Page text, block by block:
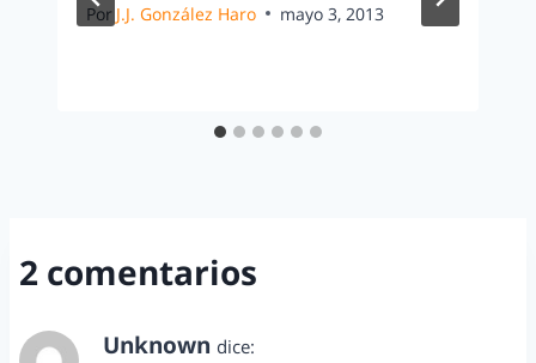
Por J.J. González Haro mayo 3, 2013
2 comentarios
Unknown dice: